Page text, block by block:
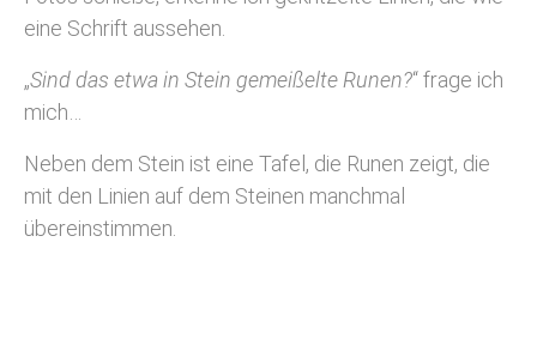
eine Schrift aussehen.
„Sind das etwa in Stein gemeißelte Runen?“ frage ich
mich…
Neben dem Stein ist eine Tafel, die Runen zeigt, die
mit den Linien auf dem Steinen manchmal
übereinstimmen.